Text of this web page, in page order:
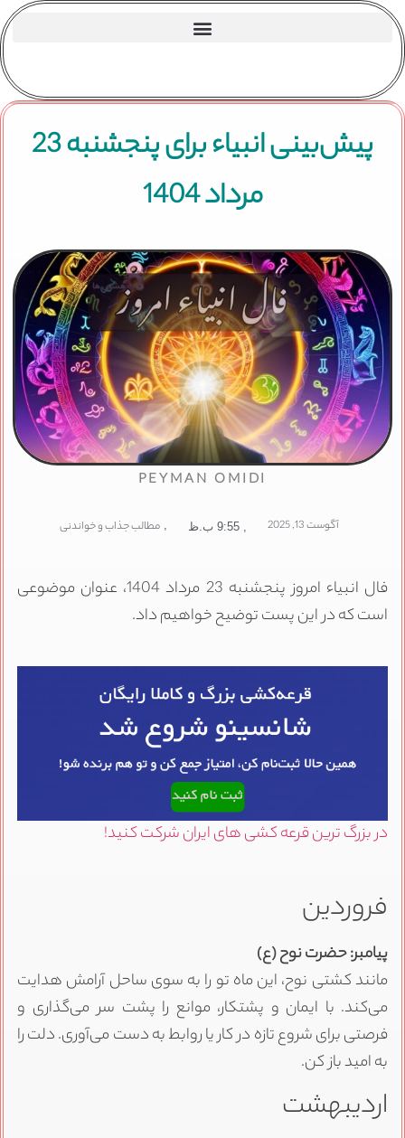
پیش‌بینی انبیاء برای پنجشنبه 23
مرداد 1404
PEYMAN OMIDI
آگوست 13, 2025 9:55 ب.ظ , مطالب جذاب و خواندنی
فال انبیاء امروز پنجشنبه 23 مرداد 1404، عنوان موضوعی
است که در این پست توضیح خواهیم داد.
در بزرگ ترین قرعه کشی های ایران شرکت کنید!
فروردین
پیامبر: حضرت نوح (ع)
مانند کشتی نوح، این ماه تو را به سوی ساحل آرامش هدایت
می‌کند. با ایمان و پشتکار، موانع را پشت سر می‌گذاری و
فرصتی برای شروع تازه در کار یا روابط به دست می‌آوری. دلت را
به امید باز کن.
اردیبهشت